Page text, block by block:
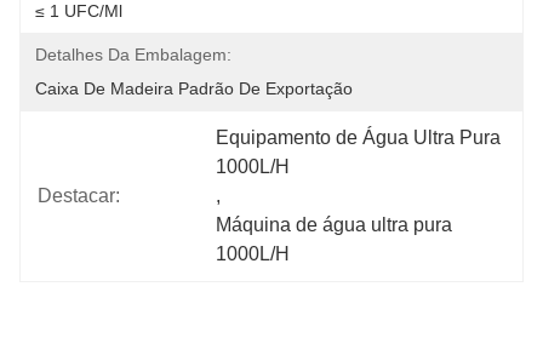
≤ 1 UFC/ml
Detalhes Da Embalagem:
Caixa De Madeira Padrão De Exportação
Destacar:
Equipamento de Água Ultra Pura
1000L/H
,
Máquina de água ultra pura
1000L/H